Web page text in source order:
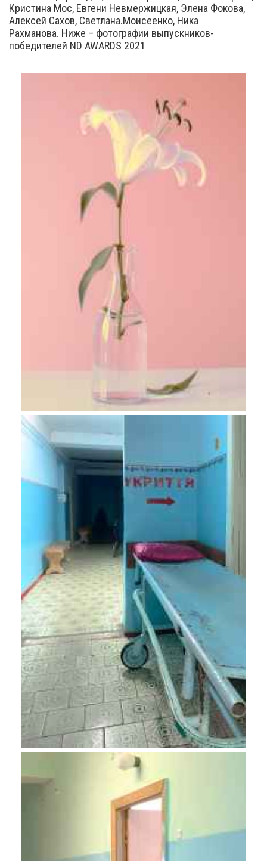
Кристина Мос, Евгени Невмержицкая, Элена Фокова,
Алексей Сахов, Светлана.Моисеенко, Ника
Рахманова. Ниже – фотографии выпускников-
победителей ND AWARDS 2021